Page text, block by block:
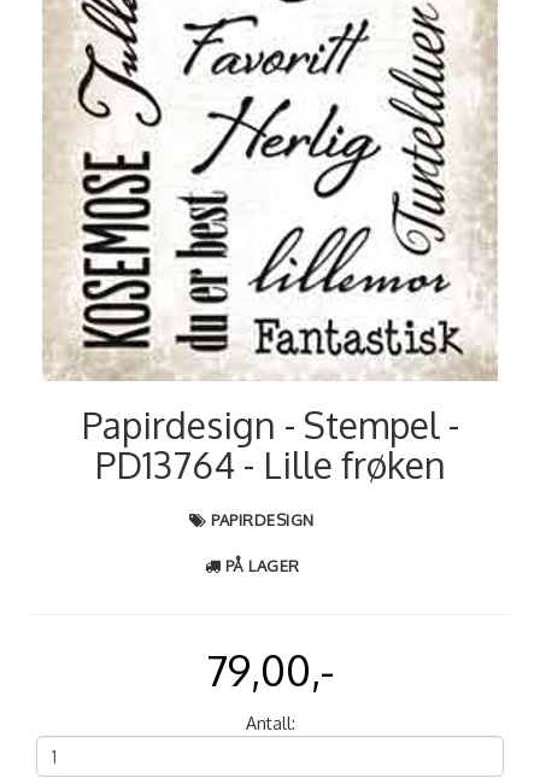
Papirdesign - Stempel -
PD13764 - Lille frøken
PAPIRDESIGN
PÅ LAGER
79,00,-
Antall: